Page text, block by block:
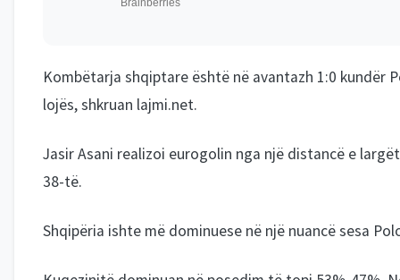
Kombëtarja shqiptare është në avantazh 1:0 kundër
lojës, shkruan lajmi.net.
Jasir Asani realizoi eurogolin nga një distancë e
38-të.
Shqipëria ishte më dominuese në një nuancë sesa